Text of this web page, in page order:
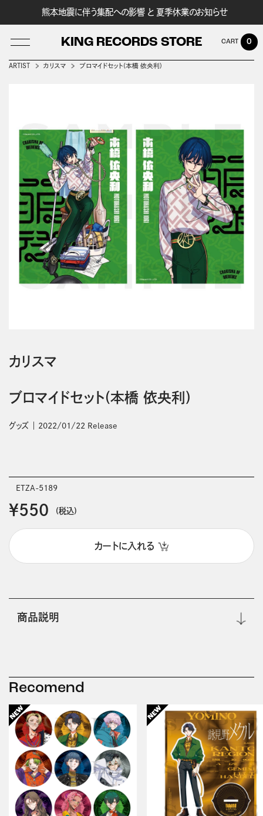
熊本地震に伴う集配への影響 と 夏季休業のお知らせ
KING RECORDS STORE 0
ARTIST カリスマ ブロマイドセット(本橋 依央利)
カリスマ
ブロマイドセット(本橋 依央利)
グッズ 2022/01/22 Release
ETZA-5189
￥550 (税込)
カートに入れる
商品説明
Recomend